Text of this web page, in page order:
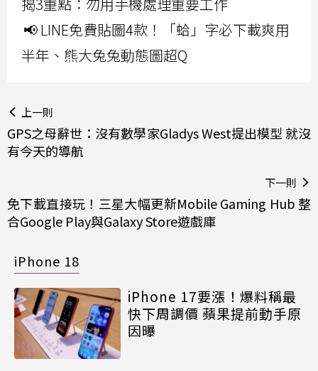
揭3重點：勿用手機處理重要工作
📢 LINE免費貼圖4款！「蛤」字必下載爽用
半年、熊大兔兔動態圖超Q
上一則
GPS之母辭世：沒有數學家Gladys West提出模型 就沒
有今天的導航
下一則
免下載直接玩！三星大幅更新Mobile Gaming Hub 整
合Google Play與Galaxy Store遊戲庫
iPhone 18
iPhone 17要漲！爆料稱最
快下周調價 蘋果提前動手原
因曝